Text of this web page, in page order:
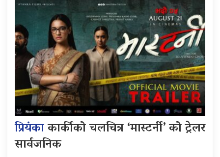
प्रियंकाकार्कीको चलचित्र ‘मास्टर्नी’ को ट्रेलर
सार्वजनिक